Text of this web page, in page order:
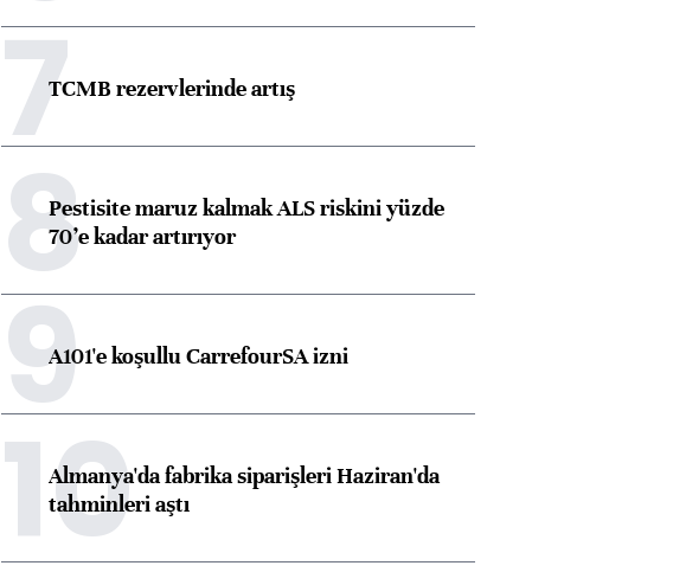
7TCMB rezervlerinde artış
8Pestisite maruz kalmak ALS riskini yüzde
70’e kadar artırıyor
9A101'e koşullu CarrefourSA izni
10
Almanya'da fabrika siparişleri Haziran'da
tahminleri aştı